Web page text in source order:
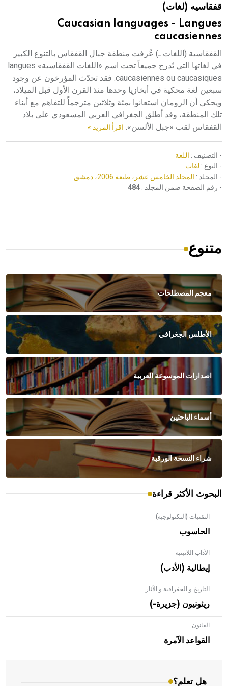
هيئة الموسوعة العربية تطلق موسوعات جديدة في عام 2026قفقاسيه (لغات)
Caucasian languages - Langues
caucasiennes
القفقاسية (اللغات ـ) عُرفت منطقة جبال القفقاس بالتنوع الكبير
في لغاتها التي تُدرج جميعاً تحت اسم «اللغات القفقاسية» langues
caucasiennes ou caucasiques. فقد تحدّث المؤرخون عن وجود
سبعين لغة محكية في أبخازيا وحدها منذ القرن الأول قبل الميلاد،
ويحكى أن الرومان استعانوا بمئة وثلاثين مترجماً للتفاهم مع أبناء
تلك المنطقة، وقد أطلق الجغرافي العربي المسعودي على بلاد
القفقاس لقب «جبل الألسن». اقرأ المزيد »
- التصنيف : اللغة
- النوع : لغات
- المجلد : المجلد الخامس عشر، طبعة 2006، دمشق
- رقم الصفحة ضمن المجلد : 484
متنوع
معجم المصطلحات
الأطلس الجغرافي
اصدارات الموسوعة العربية
أسماء الباحثين
شراء النسخة الورقية
البحوث الأكثر قراءة
التقنيات (التكنولوجية)
الحاسوب
الآداب اللاتينية
إيطالية (الأدب)
التاريخ و الجغرافية و الآثار
ريئونيون (جزيرة-)
القانون
القواعد الآمرة
هل تعلم؟
- هل تعلم أن الأبلق نوع من الفنون الهندسية التي ارتبطت
بالعمارة الإسلامية في بلاد الشام ومصر خاصة، حيث يحرص
المعمار على بناء مداميكه وخاصة في الواجهات